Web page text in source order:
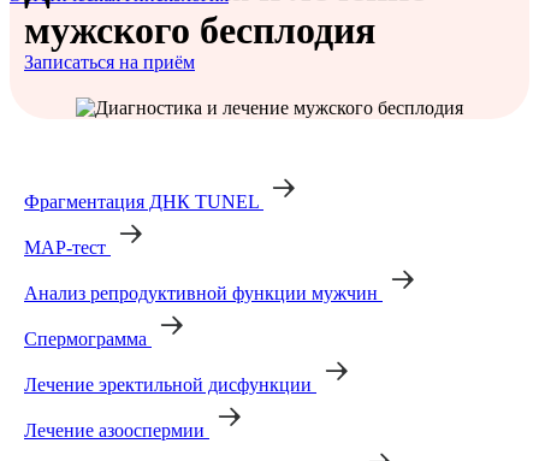
мужского бесплодия
Записаться на приём
Фрагментация ДНК TUNEL
МАР-тест
Анализ репродуктивной функции мужчин
Спермограмма
Лечение эректильной дисфункции
Лечение азооспермии